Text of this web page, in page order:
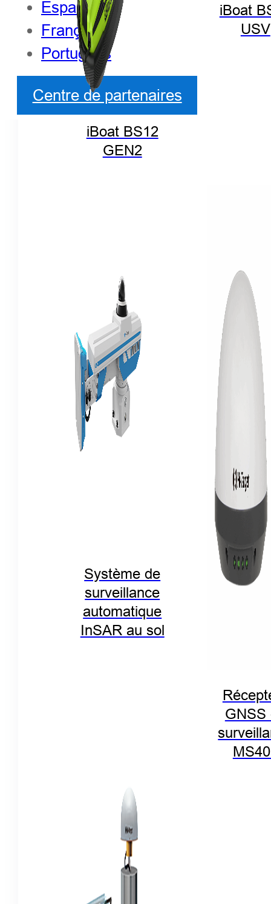
iBoat BS12
GEN2
iBoat
USV
Système de
surveillance
automatique
InSAR au sol
GNSS
Español
Français
Português
Centre de partenaires